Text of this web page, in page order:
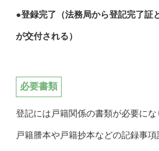
●登録完了（法務局から登記完了証
が交付される）
必要書類
登記には戸籍関係の書類が必要にな
戸籍謄本や戸籍抄本などの記録事